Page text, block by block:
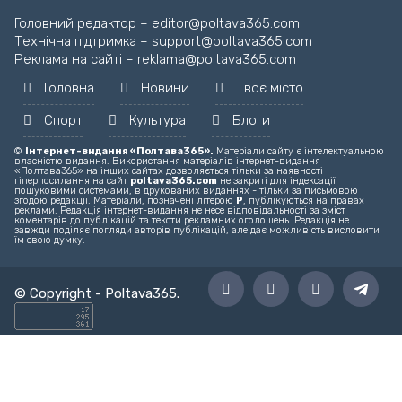
Головний редактор – editor@poltava365.com
Технічна підтримка – support@poltava365.com
Реклама на сайті – reklama@poltava365.com
Головна
Новини
Твоє місто
Спорт
Культура Блоги
© Інтернет-видання «Полтава365». Матеріали сайту є інтелектуальною
власністю видання. Використання матеріалів інтернет-видання
«Полтава365» на інших сайтах дозволяється тільки за наявності
гіперпосилання на сайт poltava365.com не закриті для індексації
пошуковими системами, в друкованих виданнях - тільки за письмовою
згодою редакції. Матеріали, позначені літерою Р, публікуються на правах
реклами. Редакція інтернет-видання не несе відповідальності за зміст
коментарів до публікацій та тексти рекламних оголошень. Редакція не
завжди поділяє погляди авторів публікацій, але дає можливість висловити
їм свою думку.
© Copyright - Poltava365.